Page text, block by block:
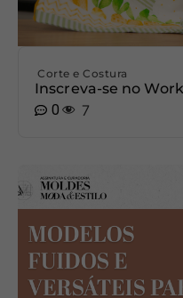
Corte e Costura
Inscreva-se no
0
7